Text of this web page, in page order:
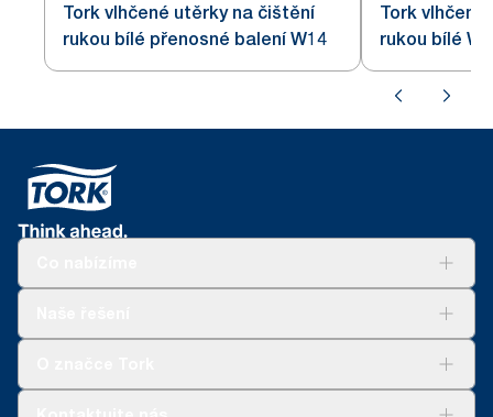
Tork vlhčené utěrky na čištění
rukou bílé přenosné balení W14
Tork
rukou bílé